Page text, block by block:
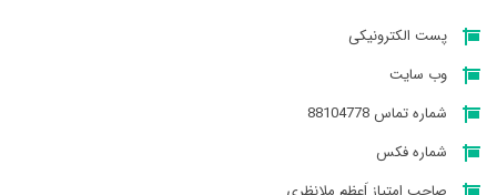
پست الکترونیکی
وب سایت
شماره تماس 88104778
شماره فکس